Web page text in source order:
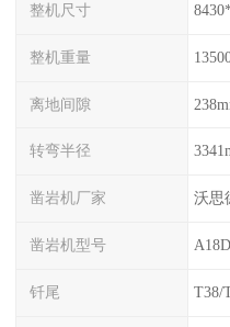
整机尺寸
整机重量
离地间隙
转弯半径
凿岩机厂家 沃思
凿岩机型号
钎尾 T38/